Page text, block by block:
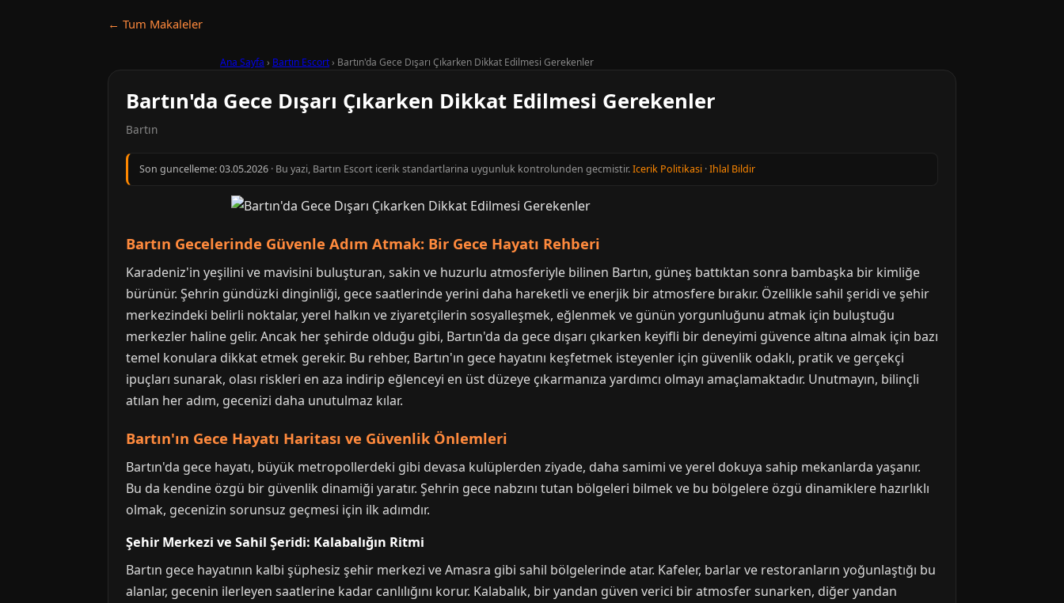
← Tum Makaleler
Ana Sayfa › Bartın Escort› Bartın'da Gece Dışarı Çıkarken Dikkat Edilmesi Gerekenler
Bartın'da Gece Dışarı Çıkarken Dikkat Edilmesi Gerekenler
Bartın
Son guncelleme:03.05.2026 · Bu yazi, Bartın Escort icerik standartlarina uygunluk kontrolunden gecmistir.Icerik Politikasi ·Ihlal Bildir
Bartın Gecelerinde Güvenle Adım Atmak: Bir Gece Hayatı Rehberi
Karadeniz'in yeşilini ve mavisini buluşturan, sakin ve huzurlu atmosferiyle bilinen Bartın, güneş battıktan sonra bambaşka bir kimliğe
bürünür. Şehrin gündüzki dinginliği, gece saatlerinde yerini daha hareketli ve enerjik bir atmosfere bırakır. Özellikle sahil şeridi ve şehir
merkezindeki belirli noktalar, yerel halkın ve ziyaretçilerin sosyalleşmek, eğlenmek ve günün yorgunluğunu atmak için buluştuğu
merkezler haline gelir. Ancak her şehirde olduğu gibi, Bartın'da da gece dışarı çıkarken keyifli bir deneyimi güvence altına almak için bazı
temel konulara dikkat etmek gerekir. Bu rehber, Bartın'ın gece hayatını keşfetmek isteyenler için güvenlik odaklı, pratik ve gerçekçi
ipuçları sunarak, olası riskleri en aza indirip eğlenceyi en üst düzeye çıkarmanıza yardımcı olmayı amaçlamaktadır. Unutmayın, bilinçli
atılan her adım, gecenizi daha unutulmaz kılar.
Bartın'ın Gece Hayatı Haritası ve Güvenlik Önlemleri
Bartın'da gece hayatı, büyük metropollerdeki gibi devasa kulüplerden ziyade, daha samimi ve yerel dokuya sahip mekanlarda yaşanır.
Bu da kendine özgü bir güvenlik dinamiği yaratır. Şehrin gece nabzını tutan bölgeleri bilmek ve bu bölgelere özgü dinamiklere hazırlıklı
olmak, gecenizin sorunsuz geçmesi için ilk adımdır.
Şehir Merkezi ve Sahil Şeridi: Kalabalığın Ritmi
Bartın gece hayatının kalbi şüphesiz şehir merkezi ve Amasra gibi sahil bölgelerinde atar. Kafeler, barlar ve restoranların yoğunlaştığı bu
alanlar, gecenin ilerleyen saatlerine kadar canlılığını korur. Kalabalık, bir yandan güven verici bir atmosfer sunarken, diğer yandan